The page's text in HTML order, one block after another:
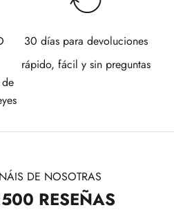
30 días para devoluciones
rápido, fácil y sin preguntas
DE NOSOTRAS
RESEÑAS